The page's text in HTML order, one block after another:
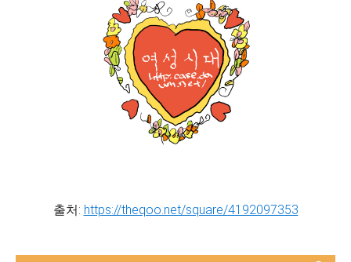
출처: https://theqoo.net/square/4192097353